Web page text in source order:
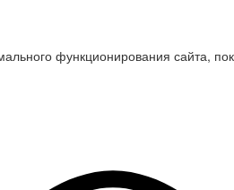
функционирования сайта,